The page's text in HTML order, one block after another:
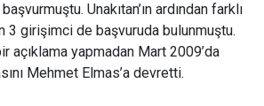
Unakıtan’ın ardından farklı
3 girişimci de başvuruda bulunmuştu.
açıklama yapmadan Mart 2009’da
Mehmet Elmas’a devretti.